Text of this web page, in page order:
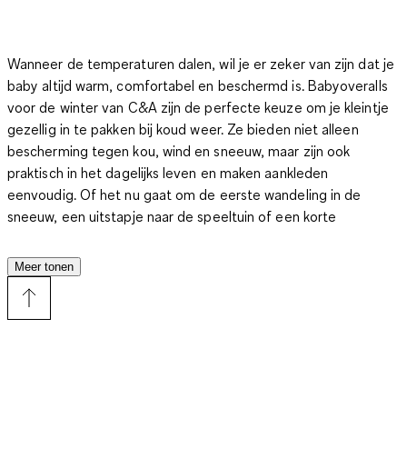
Wanneer de temperaturen dalen, wil je er zeker van zijn dat je
baby altijd warm, comfortabel en beschermd is. Babyoveralls
voor de winter van C&A zijn de perfecte keuze om je kleintje
gezellig in te pakken bij koud weer. Ze bieden niet alleen
bescherming tegen kou, wind en sneeuw, maar zijn ook
praktisch in het dagelijks leven en maken aankleden
eenvoudig. Of het nu gaat om de eerste wandeling in de
sneeuw, een uitstapje naar de speeltuin of een korte
ontspannen en zorgt ervoor dat je baby zich prettig voelt.
Meer tonen